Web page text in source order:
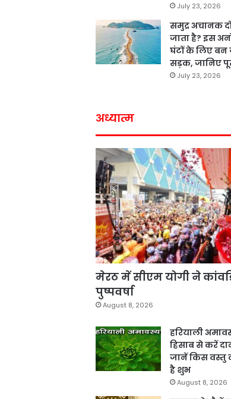
July 23, 2026
समुद्र अचानक
जाता है? इस
घंटों के लिए बन
सड़क, जानिए
July 23, 2026
अध्यात्म
मेरठ में सीएम योगी ने
पुष्पवर्षा
August 8, 2026
हरियाली
हिसाब से करें
जानें किस वस्तु
है शुभ
August 8, 2026